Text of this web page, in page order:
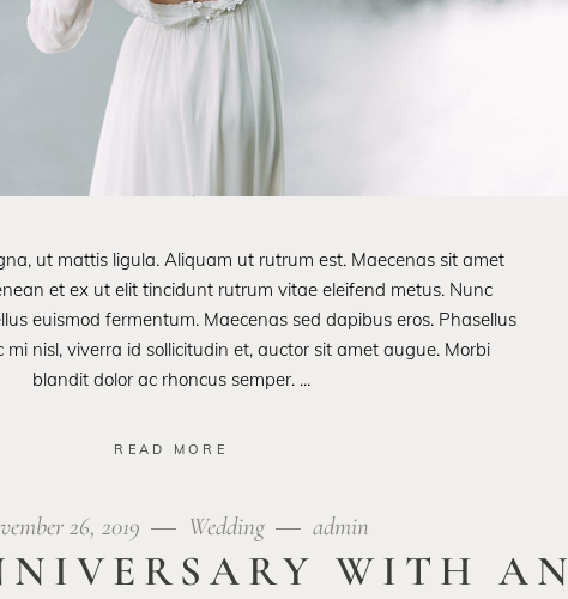
ut mattis ligula. Aliquam ut rutrum est. Maecenas sit amet
et ex ut elit tincidunt rutrum vitae eleifend metus. Nunc
euismod fermentum. Maecenas sed dapibus eros. Phasellus
mi nisl, viverra id sollicitudin et, auctor sit amet augue. Morbi
blandit dolor ac rhoncus semper.
READ MORE
26, 2019 Wedding admin
WITH AN